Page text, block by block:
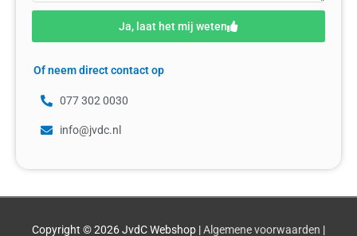
Ja, laat het mij weten
Of neem direct contact op
077 302 0030
info@jvdc.nl
Copyright © 2026JvdC Webshop |Algemene voorwaarden |